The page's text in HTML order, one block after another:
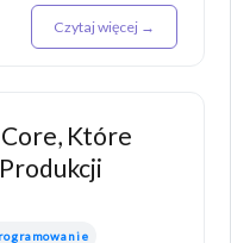
Czytaj więcej →
Core, Które